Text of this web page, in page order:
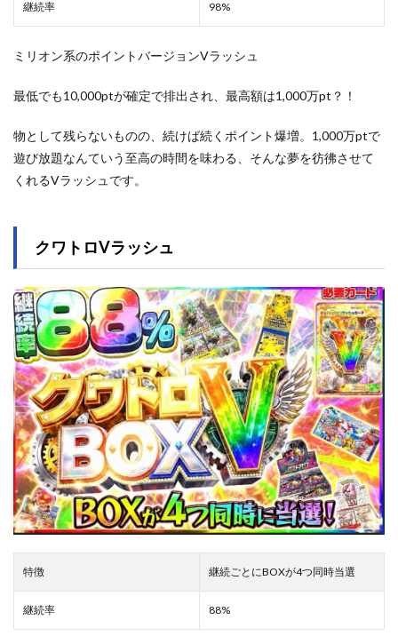
継続率 98%
ミリオン系のポイントバージョンVラッシュ
最低でも10,000ptが確定で排出され、最高額は1,000万pt？！
物として残らないものの、続けば続くポイント爆増。1,000万ptで
遊び放題なんていう至高の時間を味わる、そんな夢を彷彿させて
くれるVラッシュです。
クワトロVラッシュ
特徴 継続ごとにBOXが4つ同時当選
継続率 88%